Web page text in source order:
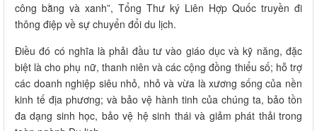
công bằng và xanh”, Tổng Thư ký Liên Hợp Quốc truyền đi
thông điệp về sự chuyển đổi du lịch.
Điều đó có nghĩa là phải đầu tư vào giáo dục và kỹ năng, đặc
biệt là cho phụ nữ, thanh niên và các cộng đồng thiểu số; hỗ trợ
các doanh nghiệp siêu nhỏ, nhỏ và vừa là xương sống của nền
kinh tế địa phương; và bảo vệ hành tinh của chúng ta, bảo tồn
đa dạng sinh học, bảo vệ hệ sinh thái và giảm phát thải trong